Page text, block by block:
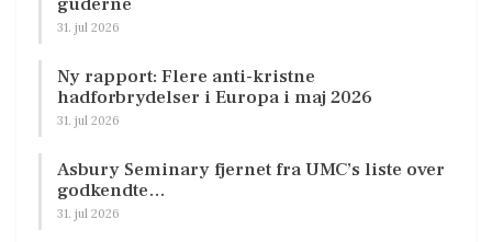
31. jul 2026
Ny rapport: Flere anti-kristne
hadforbrydelser i Europa i maj 2026
31. jul 2026
Asbury Seminary fjernet fra UMC’s liste over
godkendte…
31. jul 2026